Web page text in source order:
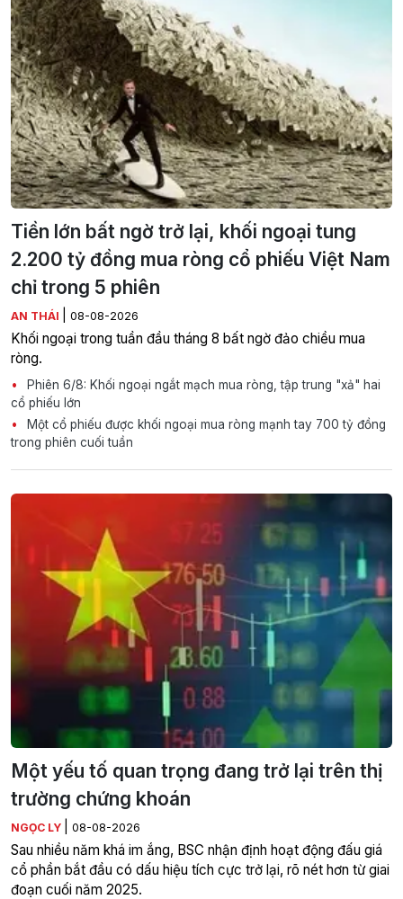
Tiền lớn bất ngờ trở lại, khối ngoại tung
2.200 tỷ đồng mua ròng cổ phiếu Việt Nam
chỉ trong 5 phiên
AN THÁI 08-08-2026
Khối ngoại trong tuần đầu tháng 8 bất ngờ đảo chiều mua
ròng.
Phiên 6/8: Khối ngoại ngắt mạch mua ròng, tập trung "xả" hai
cổ phiếu lớn
Một cổ phiếu được khối ngoại mua ròng mạnh tay 700 tỷ đồng
trong phiên cuối tuần
Một yếu tố quan trọng đang trở lại trên thị
trường chứng khoán
NGỌC LY 08-08-2026
Sau nhiều năm khá im ắng, BSC nhận định hoạt động đấu giá
cổ phần bắt đầu có dấu hiệu tích cực trở lại, rõ nét hơn từ giai
đoạn cuối năm 2025.